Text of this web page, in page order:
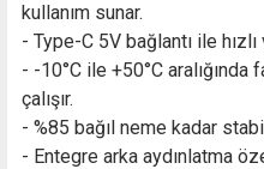
kullanım sunar.
- Type-C 5V bağlantı ile
- -10°C ile +50°C aralığında
çalışır.
- %85 bağıl neme kadar
- Entegre arka aydınlatma